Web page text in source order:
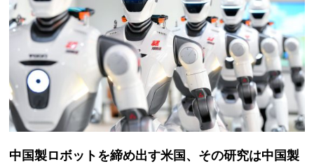
中国製ロボットを締め出す米国、その研究は中国製